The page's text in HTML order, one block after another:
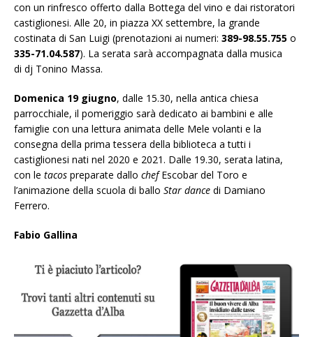
con un rinfresco offerto dalla Bottega del vino e dai ristoratori
castiglionesi. Alle 20, in piazza XX settembre, la grande
costinata di San Luigi (prenotazioni ai numeri: 389-98.55.755 o
335-71.04.587). La serata sarà accompagnata dalla musica
di dj Tonino Massa.
Domenica 19 giugno, dalle 15.30, nella antica chiesa
parrocchiale, il pomeriggio sarà dedicato ai bambini e alle
famiglie con una lettura animata delle Mele volanti e la
consegna della prima tessera della biblioteca a tutti i
castiglionesi nati nel 2020 e 2021. Dalle 19.30, serata latina,
con le tacos preparate dallo chefEscobar del Toro e
l’animazione della scuola di ballo Star dance di Damiano
Ferrero.
Fabio Gallina